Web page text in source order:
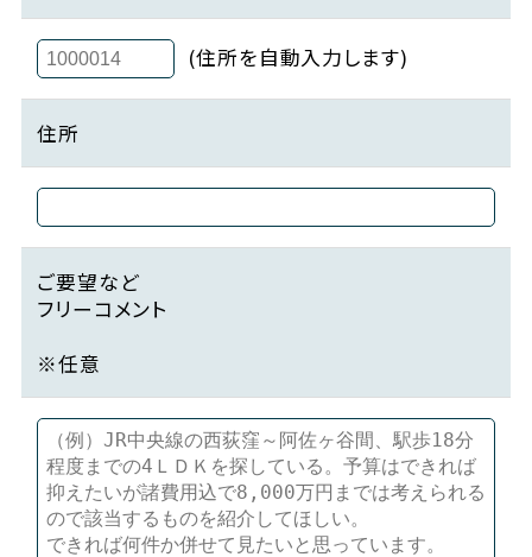
(住所を自動入力します)
住所
ご要望など
フリーコメント
※任意